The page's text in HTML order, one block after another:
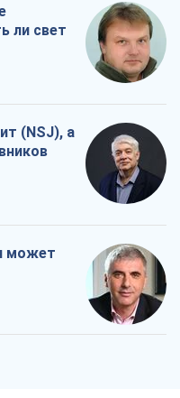
ли свет
(NSJ), а
может